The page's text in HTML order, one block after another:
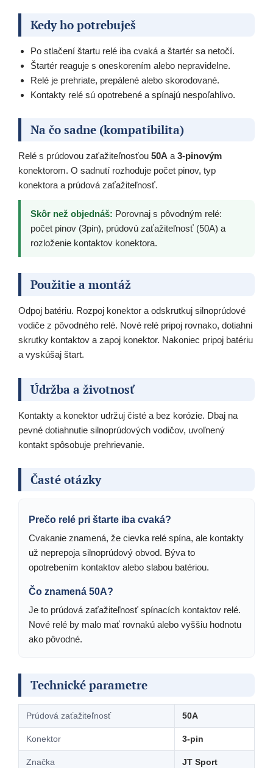
Kedy ho potrebuješ
Po stlačení štartu relé iba cvaká a štartér sa netočí.
Štartér reaguje s oneskorením alebo nepravidelne.
Relé je prehriate, prepálené alebo skorodované.
Kontakty relé sú opotrebené a spínajú nespoľahlivo.
Na čo sadne (kompatibilita)
Relé s prúdovou zaťažiteľnosťou 50A a3-pinovým
konektorom. O sadnutí rozhoduje počet pinov, typ
konektora a prúdová zaťažiteľnosť.
Skôr než objednáš: Porovnaj s pôvodným relé:
počet pinov (3pin), prúdovú zaťažiteľnosť (50A) a
rozloženie kontaktov konektora.
Použitie a montáž
Odpoj batériu. Rozpoj konektor a odskrutkuj silnoprúdové
vodiče z pôvodného relé. Nové relé pripoj rovnako, dotiahni
skrutky kontaktov a zapoj konektor. Nakoniec pripoj batériu
a vyskúšaj štart.
Údržba a životnosť
Kontakty a konektor udržuj čisté a bez korózie. Dbaj na
pevné dotiahnutie silnoprúdových vodičov, uvoľnený
kontakt spôsobuje prehrievanie.
Časté otázky
Prečo relé pri štarte iba cvaká?
Cvakanie znamená, že cievka relé spína, ale kontakty
už neprepoja silnoprúdový obvod. Býva to
opotrebením kontaktov alebo slabou batériou.
Čo znamená 50A?
Je to prúdová zaťažiteľnosť spínacích kontaktov relé.
Nové relé by malo mať rovnakú alebo vyššiu hodnotu
ako pôvodné.
Technické parametre
Prúdová zaťažiteľnosť 50A
Konektor 3-pin
Značka JT Sport